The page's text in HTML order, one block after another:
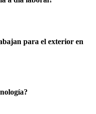
para el exterior en